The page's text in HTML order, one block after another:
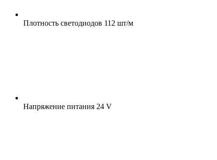
Плотность светодиодов 112 шт/м
Напряжение питания 24 V